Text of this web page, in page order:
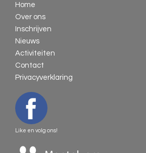
Home
Over ons
Inschrijven
Nieuws
Activiteiten
Contact
Privacyverklaring
Like en volg ons!